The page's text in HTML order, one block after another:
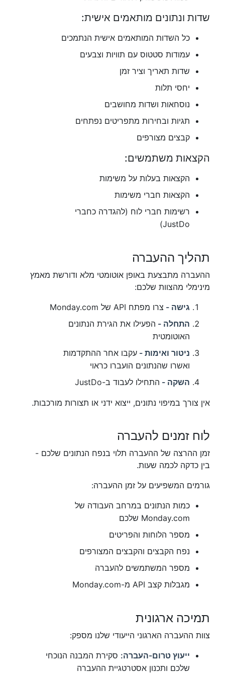
שדות ונתונים מותאמים אישית:
כל השדות המותאמים אישית הנתמכים
עמודות סטטוס עם תוויות וצבעים
שדות תאריך וציר זמן
יחסי תלות
נוסחאות ושדות מחושבים
תגיות ובחירות מתפריטים נפתחים
קבצים מצורפים
הקצאות משתמשים:
הקצאות בעלות על משימות
הקצאות חברי משימות
רשימות חברי לוח (להגדרה כחברי
JustDo)
תהליך ההעברה
ההעברה מתבצעת באופן אוטומטי מלא ודורשת מאמץ
מינימלי מהצוות שלכם:
גישה - צרו מפתח API של Monday.com
התחלה - הפעילו את הגירת הנתונים
האוטומטית
ניטור ואימות - עקבו אחר ההתקדמות
ואשרו שהנתונים הועברו כראוי
השקה - התחילו לעבוד ב-JustDo
אין צורך במיפוי נתונים, ייצוא ידני או תצורות מורכבות.
לוח זמנים להעברה
זמן ההרצה של ההעברה תלוי בנפח הנתונים שלכם -
בין כדקה לכמה שעות.
גורמים המשפיעים על זמן ההעברה:
כמות הנתונים במרחב העבודה של
Monday.com שלכם
מספר הלוחות והפריטים
נפח הקבצים והקבצים המצורפים
מספר המשתמשים להעברה
מגבלות קצב API מ-Monday.com
תמיכה ארגונית
צוות ההעברה הארגוני הייעודי שלנו מספק:
ייעוץ טרום-העברה: סקירת המבנה הנוכחי
שלכם ותכנון אסטרטגיית ההעברה